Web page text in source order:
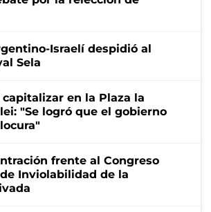
Israelí despidió al
Sela
en la Plaza la
"Se logró que el gobierno
frente al Congreso
Inviolabilidad de la